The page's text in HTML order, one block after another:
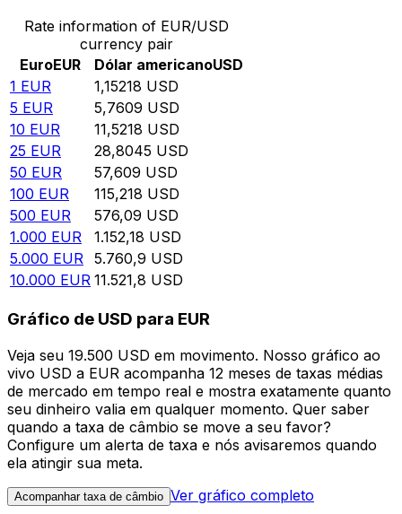
Rate information of EUR/USD
currency pair
EuroEUR Dólar americanoUSD
1 EUR 1,15218 USD
5 EUR 5,7609 USD
10 EUR 11,5218 USD
25 EUR 28,8045 USD
50 EUR 57,609 USD
100 EUR 115,218 USD
500 EUR 576,09 USD
1.000 EUR 1.152,18 USD
5.000 EUR 5.760,9 USD
10.000 EUR 11.521,8 USD
Gráfico de USD para EUR
Veja seu 19.500 USD em movimento. Nosso gráfico ao
vivo USD a EUR acompanha 12 meses de taxas médias
de mercado em tempo real e mostra exatamente quanto
seu dinheiro valia em qualquer momento. Quer saber
quando a taxa de câmbio se move a seu favor?
Configure um alerta de taxa e nós avisaremos quando
ela atingir sua meta.
Acompanhar taxa de câmbio Ver gráfico completo